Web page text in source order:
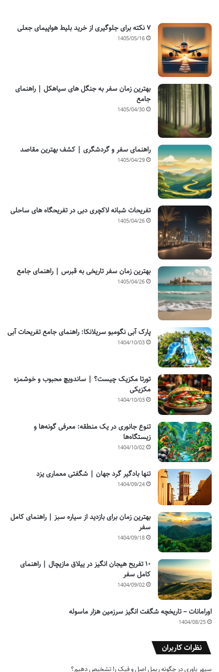
۷ نکته برای جلوگیری از خرید بلیط هواپیمای جعلی
1405/05/16
بهترین زمان سفر به جنگل های سیاهکل | راهنمای
جامع
1405/04/30
راهنمای سفر و گردشگری | کشف بهترین مقاصد
1405/04/29
تفریحات شبانه لاکچری دبی در تفریحگاه های ساحلی
1405/04/26
بهترین زمان سفر تاریخی به قبرس | راهنمای جامع
1405/04/26
پارک آبی نگومبو سریلانکا: راهنمای جامع تفریحات آبی
1404/10/03
تورتا مکزیک چیست؟ | ساندویچ محبوب و خوشمزه
مکزیکی
1404/10/03
تنوع جانوری در یک منطقه: معرفی گونه‌ها و
زیستگاه‌ها
1404/10/02
تنها بادگیر گرد جهان | شگفتی معماری یزد
1404/09/24
بهترین زمان برای بازدید از سیاره سبز | راهنمای کامل
سفر
1404/09/18
۱۰ تفریح هیجان انگیز در ییلاق مازیچال | راهنمای
کامل سفر
1404/09/02
اورامانات – تاریخچه شگفت انگیز سرزمین هزار ماسوله
1404/08/25
نظرات کاربران
سپهر یاوریدر چگونه ریمل اصل و فیک را تشخیص دهیم؟